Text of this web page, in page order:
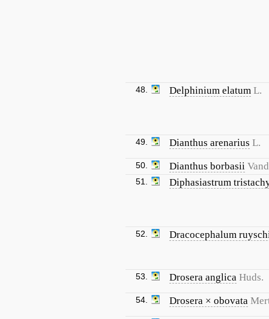
48. Delphinium elatum L.
49. Dianthus arenarius L.
50. Dianthus borbasii
51. Diphasiastrum
52. Dracocephalum
53. Drosera anglica Huds.
54. Drosera × obovata